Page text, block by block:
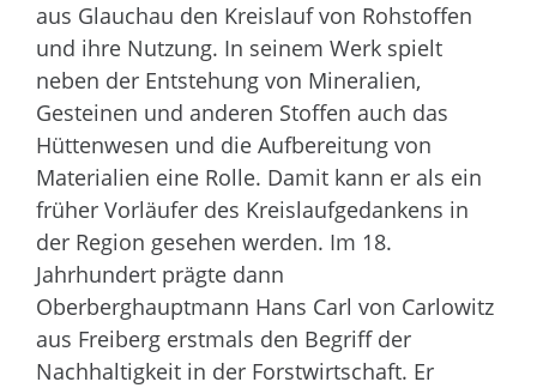
aus Glauchau den Kreislauf von Rohstoffen
und ihre Nutzung. In seinem Werk spielt
neben der Entstehung von Mineralien,
Gesteinen und anderen Stoffen auch das
Hüttenwesen und die Aufbereitung von
Materialien eine Rolle. Damit kann er als ein
früher Vorläufer des Kreislaufgedankens in
der Region gesehen werden. Im 18.
Jahrhundert prägte dann
Oberberghauptmann Hans Carl von Carlowitz
aus Freiberg erstmals den Begriff der
Nachhaltigkeit in der Forstwirtschaft. Er